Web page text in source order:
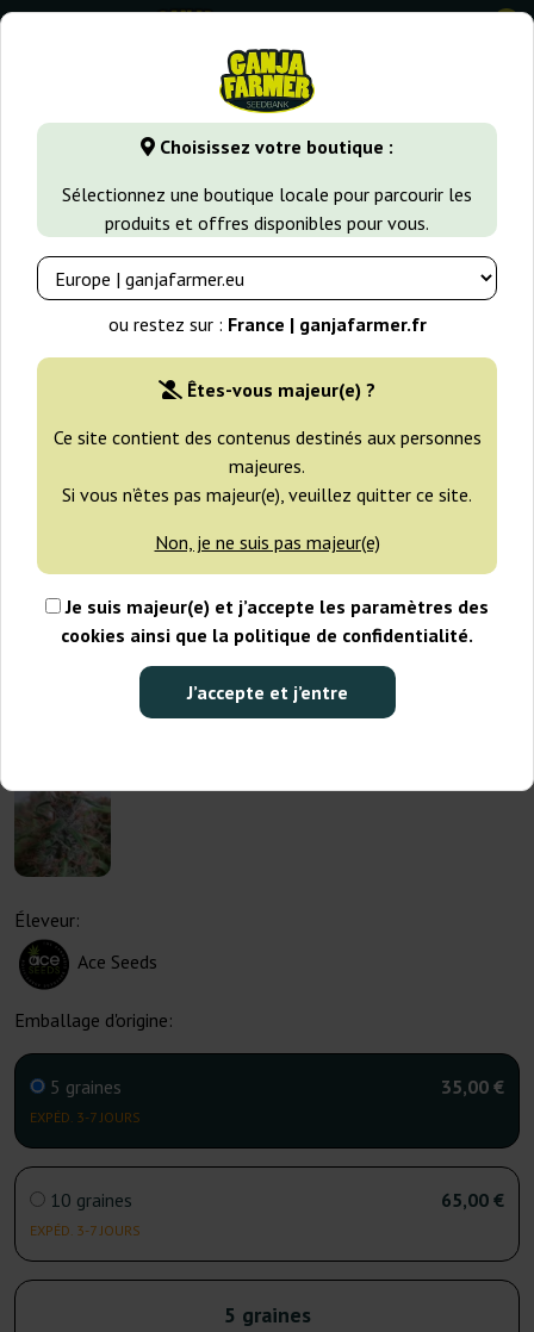
Choisissez votre boutique :
Sélectionnez une boutique locale pour parcourir les
produits et offres disponibles pour vous.
ou restez sur : France | ganjafarmer.fr
Êtes-vous majeur(e) ?
Ce site contient des contenus destinés aux personnes
majeures.
Si vous n’êtes pas majeur(e), veuillez quitter ce site.
Non, je ne suis pas majeur(e)
Je suis majeur(e) et j’accepte les paramètres des
cookies ainsi que la politique de confidentialité.
J’accepte et j’entre
0
GanjaFarmer.fr Types de Graines Graines de Cannabis
Éleveur:
Ace Seeds
Emballage d'origine:
5 graines
EXPÉD. 3-7 JOURS
35,00 €
10 graines
EXPÉD. 3-7 JOURS
65,00 €
5 graines